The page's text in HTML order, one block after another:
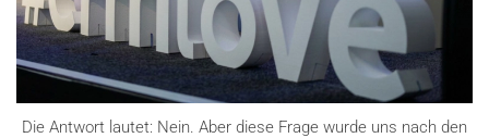
Die Antwort lautet: Nein. Aber diese Frage wurde uns nach den